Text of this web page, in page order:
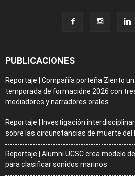
PUBLICACIONES
Reportaje | Compañía porteña Ziento
temporada de formacióne 2026 con
mediadores y narradores orales
Reportaje | Investigación
sobre las circunstancias de muerte del
Reportaje | Alumni UCSC crea modelo
para clasificar sonidos marinos